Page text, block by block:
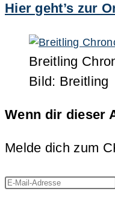
Hier geht’s zur
Breitling
Bild: Breitling
Wenn dir dieser
Melde dich zum